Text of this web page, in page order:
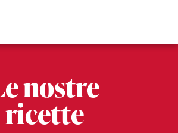
nostre
ricette